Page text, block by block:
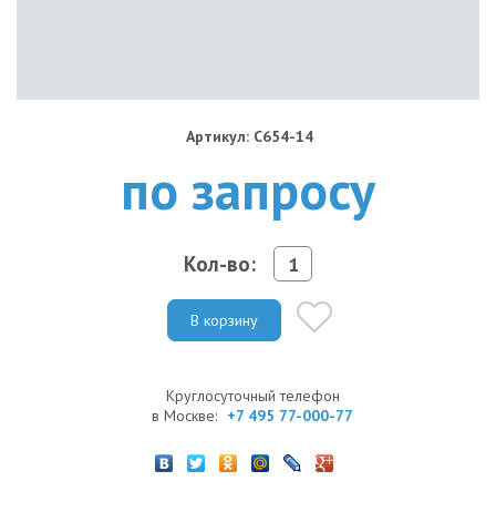
Артикул: C654-14
по запросу
Кол-во:
В корзину
Круглосуточный телефон
в Москве: +7 495 77-000-77